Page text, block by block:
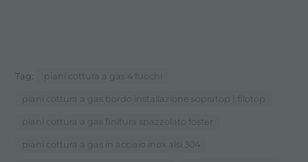
Tag: piani cottura a gas 4 fuochi
piani cottura a gas bordo installazione sopratop | filotop
piani cottura a gas finitura spazzolato foster
piani cottura a gas in acciaio inox aisi 304